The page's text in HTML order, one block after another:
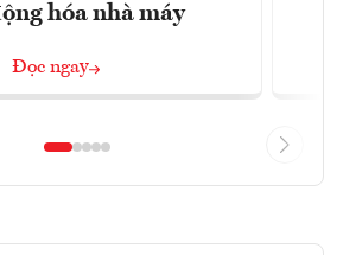
hóa nhà máy
Đọc ngay